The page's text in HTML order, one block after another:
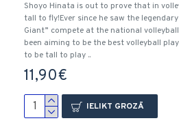
Shoyo Hinata is out to prove that in
tall to fly!Ever since he saw the
Giant” compete at the national
been aiming to be the best volleyball
to be tall to play ..
11,90€
IELIKT GROZĀ